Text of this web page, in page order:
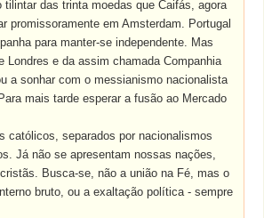
tilintar das trinta moedas que Caifás, agora
promissoramente em Amsterdam. Portugal
para manter-se independente. Mas
Londres e da assim chamada Companhia
a sonhar com o messianismo nacionalista
mais tarde esperar a fusão ao Mercado
católicos, separados por nacionalismos
Já não se apresentam nossas nações,
Busca-se, não a união na Fé, mas o
bruto, ou a exaltação política - sempre